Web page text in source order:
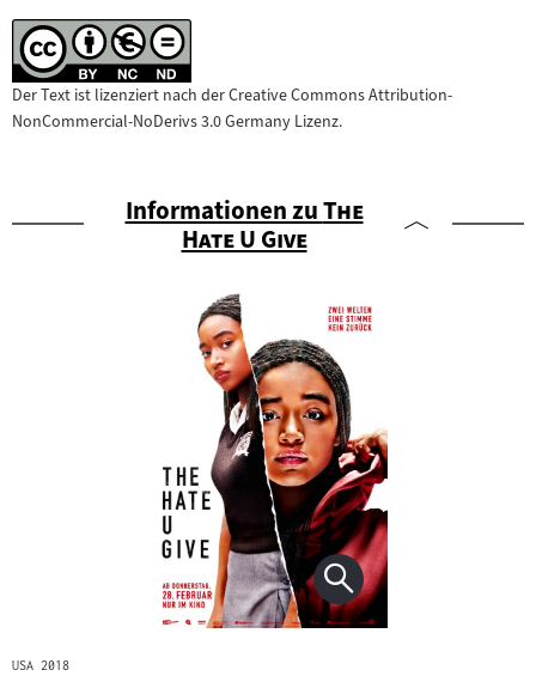
Der Text ist lizenziert nach der Creative Commons Attribution-
NonCommercial-NoDerivs 3.0 Germany Lizenz.
Informationen zu"
The
Hate U Give"
USA 2018